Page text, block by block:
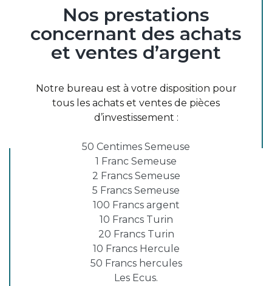
Nos prestations
concernant des achats
et ventes d’argent
Notre bureau est à votre disposition pour
tous les achats et ventes de pièces
d’investissement :
50 Centimes Semeuse
1 Franc Semeuse
2 Francs Semeuse
5 Francs Semeuse
100 Francs argent
10 Francs Turin
20 Francs Turin
10 Francs Hercule
50 Francs hercules
Les Ecus.